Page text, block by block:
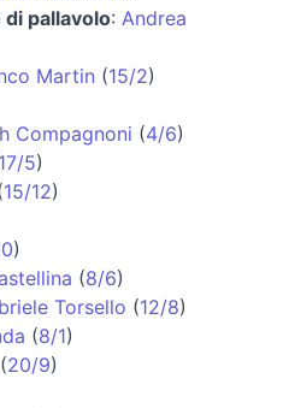
pallavolo: Andrea
Martin (15/2)
Compagnoni (4/6)
17/5)
15/12)
)
(8/6)
Torsello (12/8)
(8/1)
(20/9)